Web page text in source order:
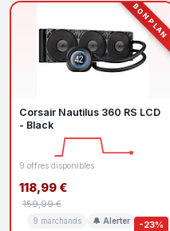
BON PLAN
-23%
Corsair Nautilus 360 RS LCD
- Black
9 offres disponibles
118,99 €
159,99 €
9 marchands 🔔 Alerter